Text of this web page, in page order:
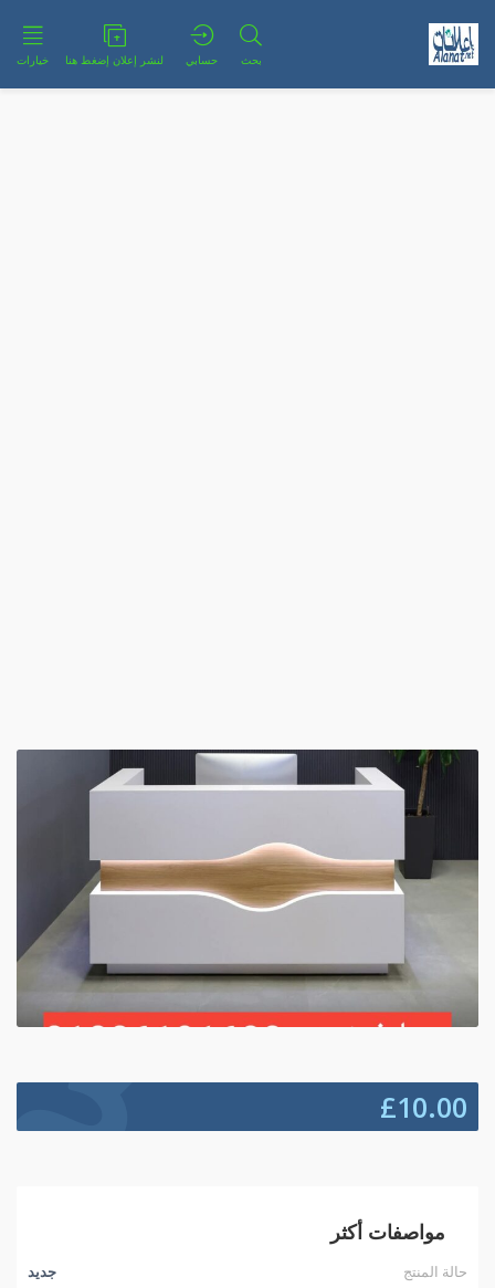
بحث حسابي لنشر إعلان إضغط هنا خيارات
£10.00
مواصفات أكثر
حالة المنتج
جديد